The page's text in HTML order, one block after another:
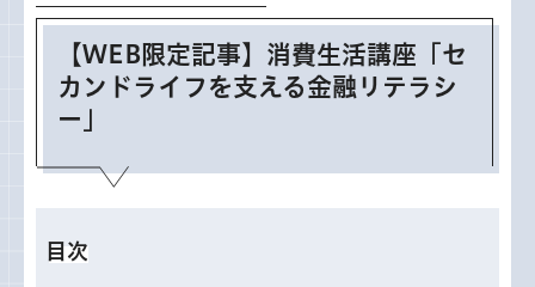
【WEB限定記事】消費生活講座「セ
カンドライフを支える金融リテラシ
ー」
目次